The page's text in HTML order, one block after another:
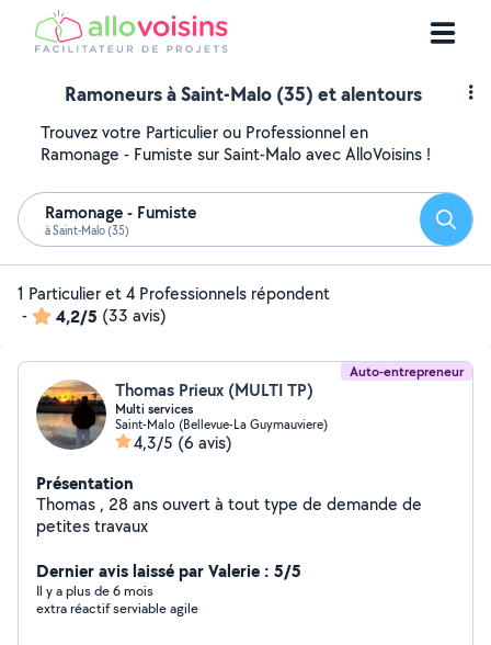
Ramoneurs à Saint-Malo (35) et alentours
Trouvez votre Particulier ou Professionnel en
Ramonage - Fumiste sur Saint-Malo avec AlloVoisins !
Ramonage - Fumiste
à Saint-Malo (35)
1 Particulier et 4 Professionnels répondent
-
4,2/5 (33 avis)
Auto-entrepreneur
Thomas Prieux (MULTI TP)
Multi services
Saint-Malo (Bellevue-La Guymauviere)
4,3/5 (6 avis)
Présentation
Thomas , 28 ans ouvert à tout type de demande de
petites travaux
Dernier avis laissé par Valerie : 5/5
Il y a plus de 6 mois
extra réactif serviable agile